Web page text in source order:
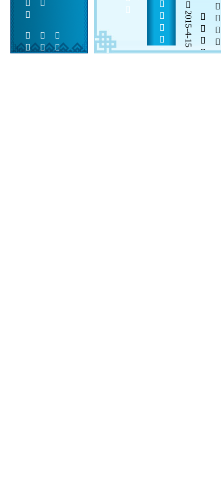
 
2015-4-15